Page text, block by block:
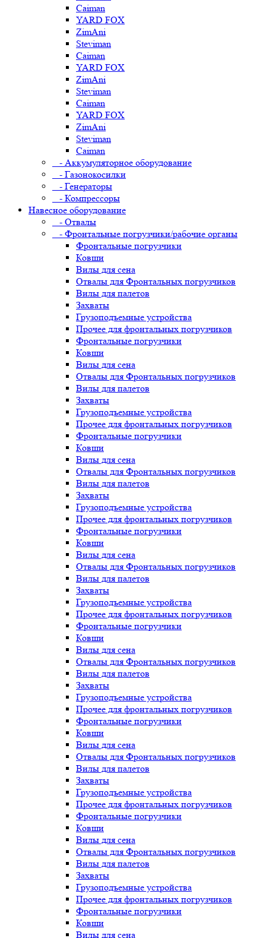
Caiman
YARD FOX
ZimAni
Steviman
Caiman
YARD FOX
ZimAni
Steviman
Caiman
YARD FOX
ZimAni
Steviman
Caiman
- Аккумуляторное оборудование
- Газонокосилки
- Генераторы
- Компрессоры
Навесное оборудование
- Отвалы
- Фронтальные погрузчики/рабочие органы
Фронтальные погрузчики
Ковши
Вилы для сена
Отвалы для Фронтальных погрузчиков
Вилы для палетов
Захваты
Грузоподъемные устройства
Прочее для фронтальных погрузчиков
Фронтальные погрузчики
Ковши
Вилы для сена
Отвалы для Фронтальных погрузчиков
Вилы для палетов
Захваты
Грузоподъемные устройства
Прочее для фронтальных погрузчиков
Фронтальные погрузчики
Ковши
Вилы для сена
Отвалы для Фронтальных погрузчиков
Вилы для палетов
Захваты
Грузоподъемные устройства
Прочее для фронтальных погрузчиков
Фронтальные погрузчики
Ковши
Вилы для сена
Отвалы для Фронтальных погрузчиков
Вилы для палетов
Захваты
Грузоподъемные устройства
Прочее для фронтальных погрузчиков
Фронтальные погрузчики
Ковши
Вилы для сена
Отвалы для Фронтальных погрузчиков
Вилы для палетов
Захваты
Грузоподъемные устройства
Прочее для фронтальных погрузчиков
Фронтальные погрузчики
Ковши
Вилы для сена
Отвалы для Фронтальных погрузчиков
Вилы для палетов
Захваты
Грузоподъемные устройства
Прочее для фронтальных погрузчиков
Фронтальные погрузчики
Ковши
Вилы для сена
Отвалы для Фронтальных погрузчиков
Вилы для палетов
Захваты
Грузоподъемные устройства
Прочее для фронтальных погрузчиков
Фронтальные погрузчики
Ковши
Вилы для сена